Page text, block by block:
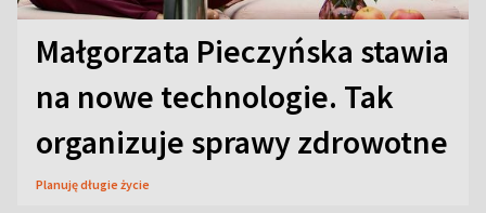
Małgorzata Pieczyńska stawia
na nowe technologie. Tak
organizuje sprawy zdrowotne
Planuję długie życie